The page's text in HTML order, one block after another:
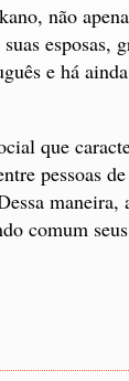
não
esposas,
e há
que
pessoas
maneira,
comum